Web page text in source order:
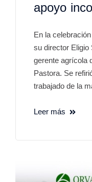
apoyo
En la
su director Eligio
gerente agrícola
Pastora. Se
trabajado de la
Leer más